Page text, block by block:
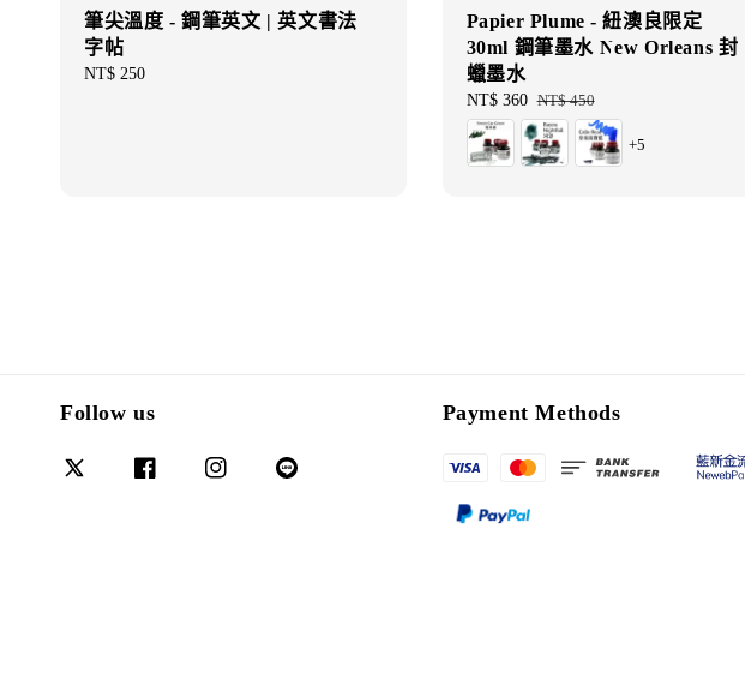
筆尖溫度 - 鋼筆英文 | 英文書法
字帖
Regular
NT$ 250
Papier Plume - 紐澳良限定
30ml 鋼筆墨水 New Orleans 封
蠟墨水
Sale
price
NT$ 360 Regular
price
NT$ 450
+5
Follow us Payment Methods